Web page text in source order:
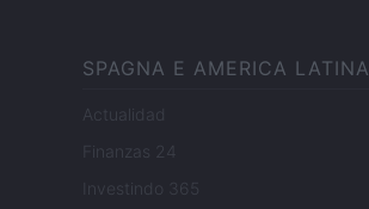
SPAGNA E AMERICA LATINA
Actualidad
Finanzas 24
Investindo 365